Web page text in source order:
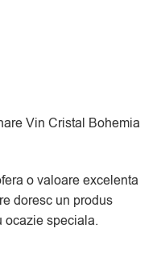
Vin Cristal Bohemia
o valoare excelenta
doresc un produs
ocazie speciala.